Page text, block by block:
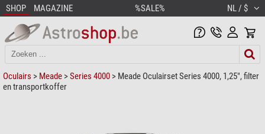
SHOP MAGAZINE %SALE% NL / $
Oculairs > Meade >Series 4000 > Meade Oculairset Series 4000, 1,25", filter
en transportkoffer